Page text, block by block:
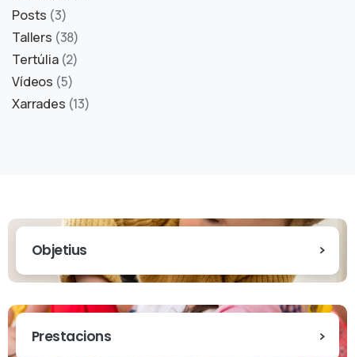
Posts (3)
Tallers (38)
Tertúlia(2)
Vídeos (5)
Xarrades (13)
Objetius
Prestacions